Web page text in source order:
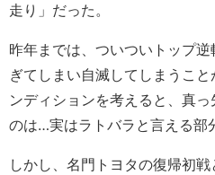
走り」だった。
昨年までは、ついついトップ
ぎてしまい自滅してしまうこ
ンディションを考えると、真
のは…実はラトバラと言える部
しかし、名門トヨタの復帰初